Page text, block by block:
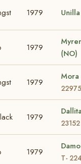
1979
1979
(NO)
1979
22975
1979
23152
1979
T-